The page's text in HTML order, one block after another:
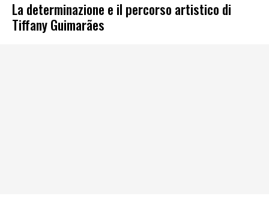
La determinazione e il percorso artistico di
Tiffany Guimarães